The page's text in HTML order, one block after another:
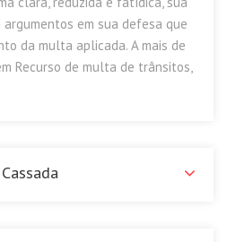
em sua defesa que
da multa aplicada. A mais de
Recurso de multa de trânsitos,